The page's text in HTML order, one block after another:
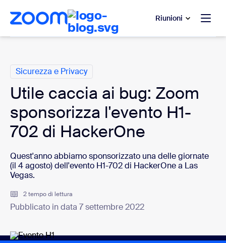
principale
di assistenza
Riunioni
Sicurezza e Privacy
Utile caccia ai bug: Zoom
sponsorizza l'evento H1-
702 di HackerOne
Quest'anno abbiamo sponsorizzato una delle giornate
(il 4 agosto) dell'evento H1-702 di HackerOne a Las
Vegas.
2 tempo di lettura
Pubblicato in data 7 settembre 2022